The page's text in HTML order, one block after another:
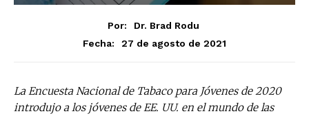
Por:
Dr. Brad Rodu
Fecha:
27 de agosto de 2021
La Encuesta Nacional de Tabaco para Jóvenes de 2020
introdujo a los jóvenes de EE. UU. en el mundo de las